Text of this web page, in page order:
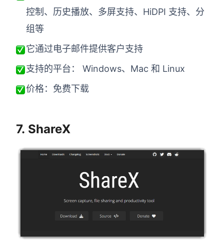
控制、历史播放、多屏支持、HiDPI 支持、分
组等
它通过电子邮件提供客户支持
支持的平台： Windows、Mac 和 Linux
价格：免费下载
7. ShareX